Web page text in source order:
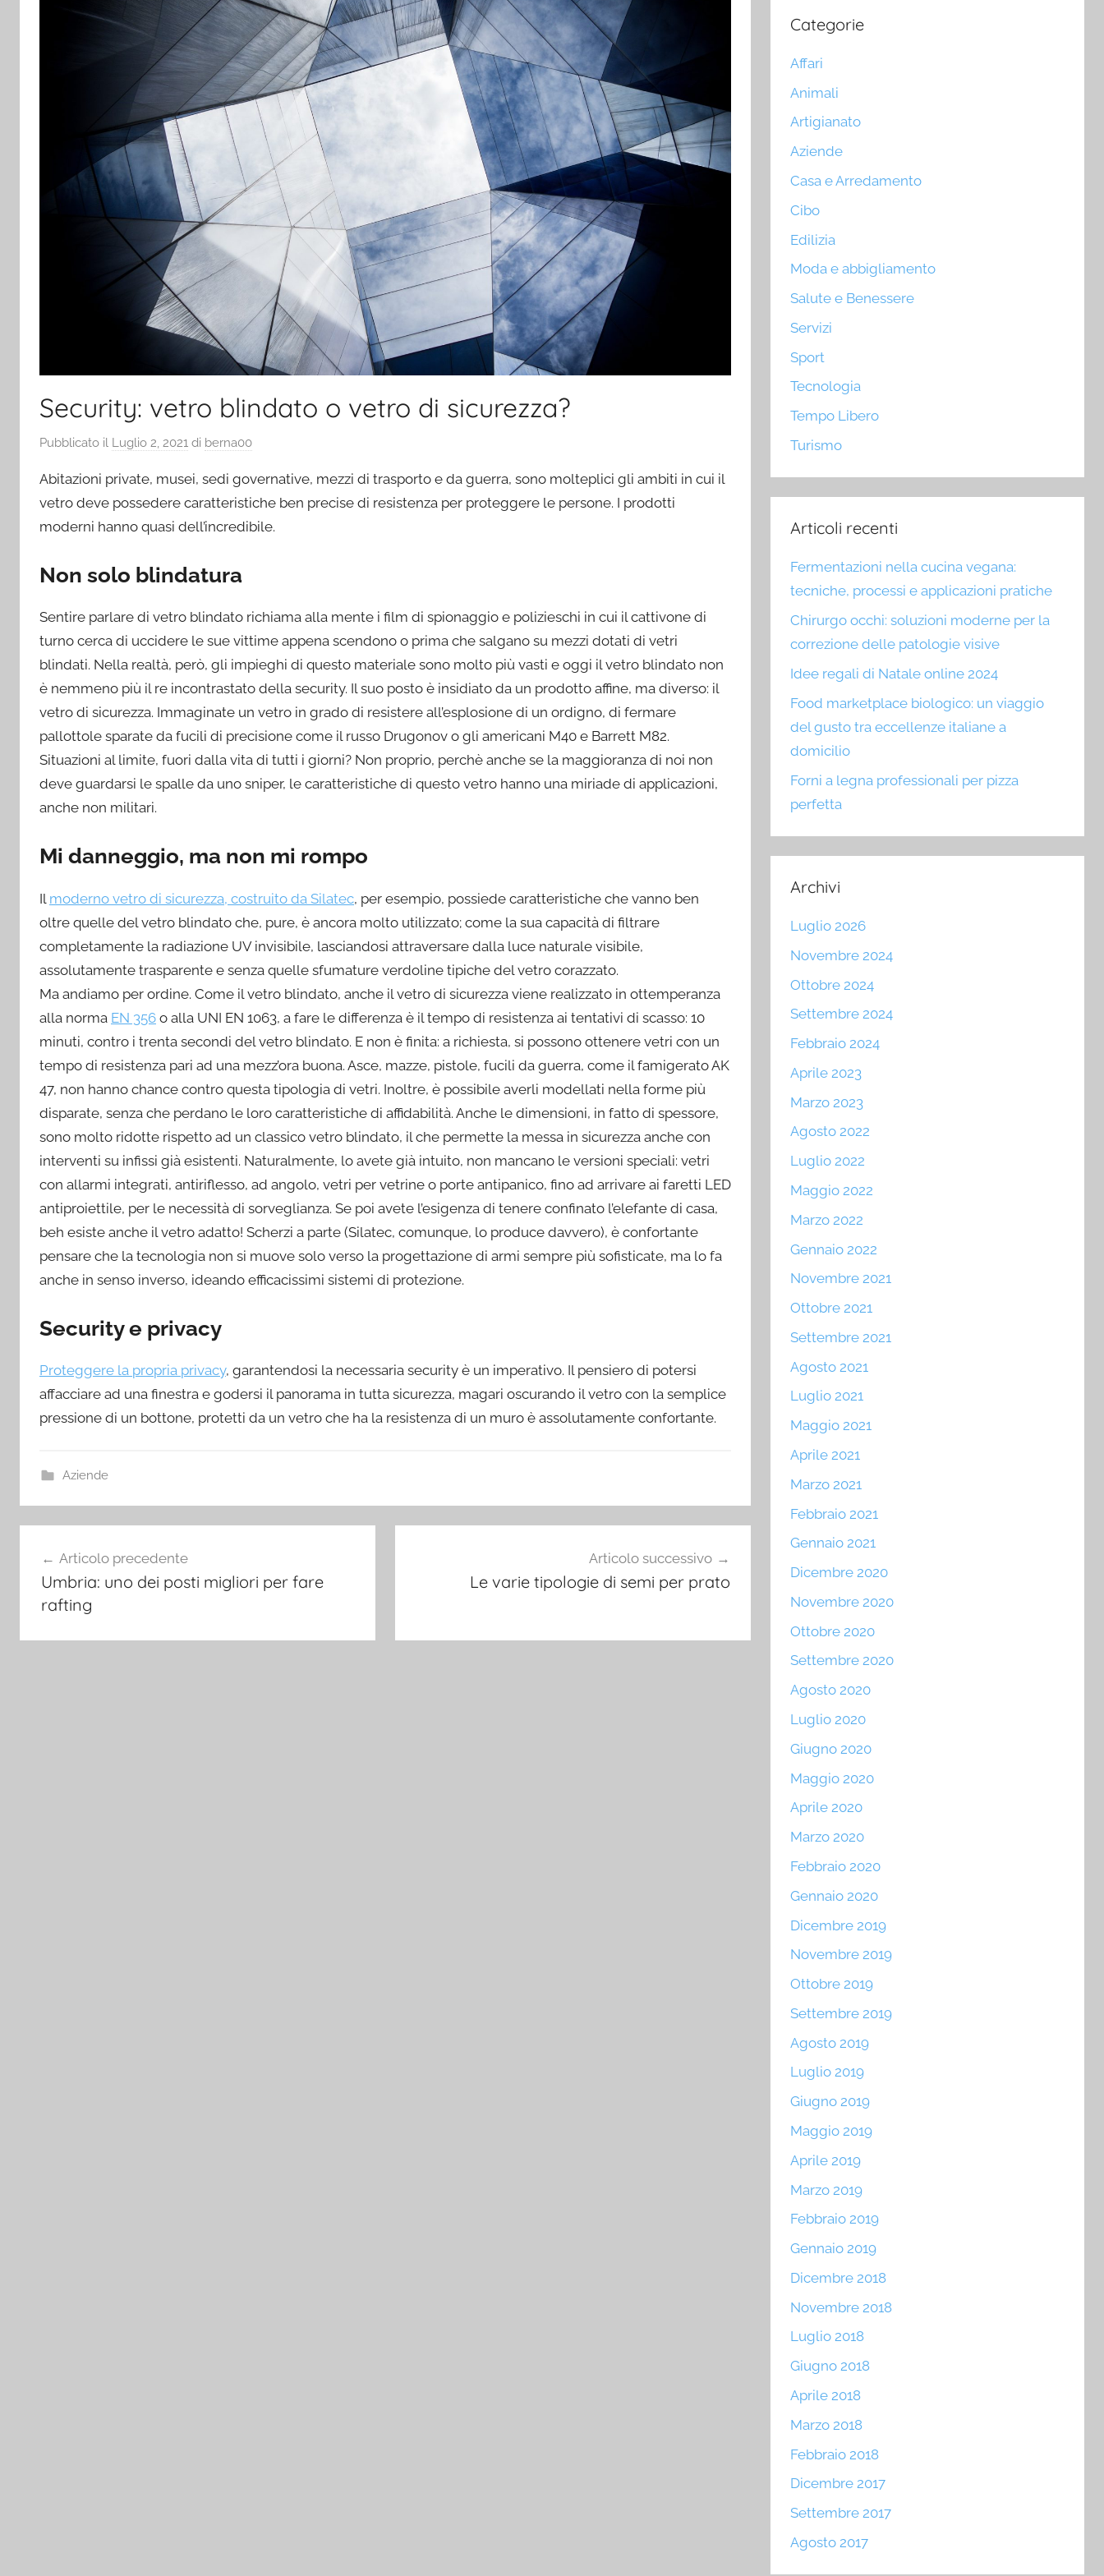
Security: vetro blindato o vetro di sicurezza?
Pubblicato il Luglio 2, 2021 di berna00
Abitazioni private, musei, sedi governative, mezzi di trasporto e da guerra, sono molteplici gli ambiti in cui il
vetro deve possedere caratteristiche ben precise di resistenza per proteggere le persone. I prodotti
moderni hanno quasi dell’incredibile.
Non solo blindatura
Sentire parlare di vetro blindato richiama alla mente i film di spionaggio e polizieschi in cui il cattivone di
turno cerca di uccidere le sue vittime appena scendono o prima che salgano su mezzi dotati di vetri
blindati. Nella realtà, però, gli impieghi di questo materiale sono molto più vasti e oggi il vetro blindato non
è nemmeno più il re incontrastato della security. Il suo posto è insidiato da un prodotto affine, ma diverso: il
vetro di sicurezza. Immaginate un vetro in grado di resistere all’esplosione di un ordigno, di fermare
pallottole sparate da fucili di precisione come il russo Drugonov o gli americani M40 e Barrett M82.
Situazioni al limite, fuori dalla vita di tutti i giorni? Non proprio, perchè anche se la maggioranza di noi non
deve guardarsi le spalle da uno sniper, le caratteristiche di questo vetro hanno una miriade di applicazioni,
anche non militari.
Mi danneggio, ma non mi rompo
Il moderno vetro di sicurezza, costruito da Silatec, per esempio, possiede caratteristiche che vanno ben
oltre quelle del vetro blindato che, pure, è ancora molto utilizzato; come la sua capacità di filtrare
completamente la radiazione UV invisibile, lasciandosi attraversare dalla luce naturale visibile,
assolutamente trasparente e senza quelle sfumature verdoline tipiche del vetro corazzato.
Ma andiamo per ordine. Come il vetro blindato, anche il vetro di sicurezza viene realizzato in ottemperanza
alla norma EN 356 o alla UNI EN 1063, a fare le differenza è il tempo di resistenza ai tentativi di scasso: 10
minuti, contro i trenta secondi del vetro blindato. E non è finita: a richiesta, si possono ottenere vetri con un
tempo di resistenza pari ad una mezz’ora buona. Asce, mazze, pistole, fucili da guerra, come il famigerato AK
47, non hanno chance contro questa tipologia di vetri. Inoltre, è possibile averli modellati nella forme più
disparate, senza che perdano le loro caratteristiche di affidabilità. Anche le dimensioni, in fatto di spessore,
sono molto ridotte rispetto ad un classico vetro blindato, il che permette la messa in sicurezza anche con
interventi su infissi già esistenti. Naturalmente, lo avete già intuito, non mancano le versioni speciali: vetri
con allarmi integrati, antiriflesso, ad angolo, vetri per vetrine o porte antipanico, fino ad arrivare ai faretti LED
antiproiettile, per le necessità di sorveglianza. Se poi avete l’esigenza di tenere confinato l’elefante di casa,
beh esiste anche il vetro adatto! Scherzi a parte (Silatec, comunque, lo produce davvero), è confortante
pensare che la tecnologia non si muove solo verso la progettazione di armi sempre più sofisticate, ma lo fa
anche in senso inverso, ideando efficacissimi sistemi di protezione.
Security e privacy
Proteggere la propria privacy, garantendosi la necessaria security è un imperativo. Il pensiero di potersi
affacciare ad una finestra e godersi il panorama in tutta sicurezza, magari oscurando il vetro con la semplice
pressione di un bottone, protetti da un vetro che ha la resistenza di un muro è assolutamente confortante.
Aziende
articoli
Articolo precedente
Umbria: uno dei posti migliori per fare
rafting
Articolo successivo
Le varie tipologie di semi per prato
Categorie
Affari
Animali
Artigianato
Aziende
Casa e Arredamento
Cibo
Edilizia
Moda e abbigliamento
Salute e Benessere
Servizi
Sport
Tecnologia
Tempo Libero
Turismo
Articoli recenti
Fermentazioni nella cucina vegana:
tecniche, processi e applicazioni pratiche
Chirurgo occhi: soluzioni moderne per la
correzione delle patologie visive
Idee regali di Natale online 2024
Food marketplace biologico: un viaggio
del gusto tra eccellenze italiane a
domicilio
Forni a legna professionali per pizza
perfetta
Archivi
Luglio 2026
Novembre 2024
Ottobre 2024
Settembre 2024
Febbraio 2024
Aprile 2023
Marzo 2023
Agosto 2022
Luglio 2022
Maggio 2022
Marzo 2022
Gennaio 2022
Novembre 2021
Ottobre 2021
Settembre 2021
Agosto 2021
Luglio 2021
Maggio 2021
Aprile 2021
Marzo 2021
Febbraio 2021
Gennaio 2021
Dicembre 2020
Novembre 2020
Ottobre 2020
Settembre 2020
Agosto 2020
Luglio 2020
Giugno 2020
Maggio 2020
Aprile 2020
Marzo 2020
Febbraio 2020
Gennaio 2020
Dicembre 2019
Novembre 2019
Ottobre 2019
Settembre 2019
Agosto 2019
Luglio 2019
Giugno 2019
Maggio 2019
Aprile 2019
Marzo 2019
Febbraio 2019
Gennaio 2019
Dicembre 2018
Novembre 2018
Luglio 2018
Giugno 2018
Aprile 2018
Marzo 2018
Febbraio 2018
Dicembre 2017
Settembre 2017
Agosto 2017